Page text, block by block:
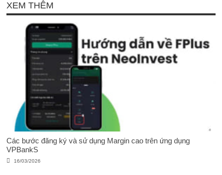
XEM THÊM
Các bước đăng ký và sử dụng Margin cao trên ứng dụng
VPBankS
16/03/2026